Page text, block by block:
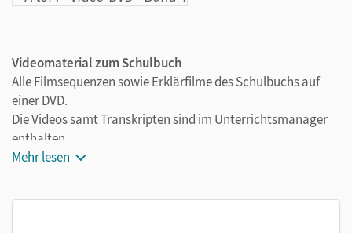
Videomaterial zum Schulbuch
Alle Filmsequenzen sowie Erklärfilme des Schulbuchs auf
einer DVD.
Die Videos samt Transkripten sind im Unterrichtsmanager
enthalten.
Mehr lesen